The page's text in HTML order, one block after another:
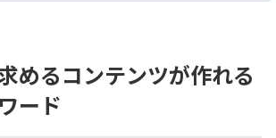
めるコンテンツが作れる
ード